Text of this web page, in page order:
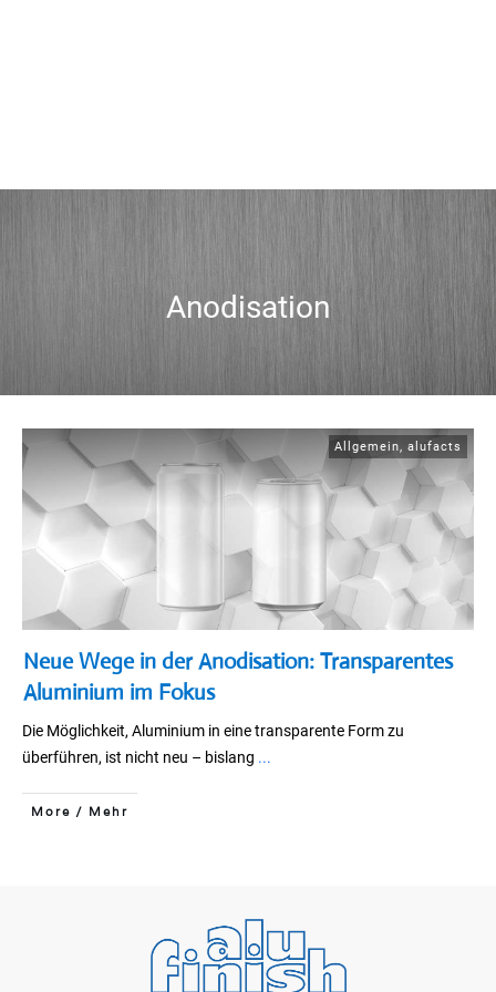
Anodisation
Allgemein, alufacts
Neue Wege in der Anodisation: Transparentes
Aluminium im Fokus
Die Möglichkeit, Aluminium in eine transparente Form zu
überführen, ist nicht neu – bislang ...
More / Mehr